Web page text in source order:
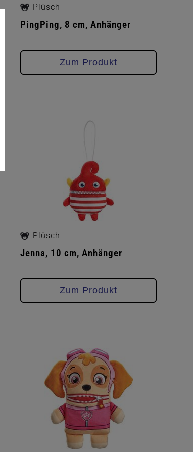
Plüsch
PingPing, 8 cm, Anhänger
Zum Produkt
Plüsch
Jenna, 10 cm, Anhänger
Zum Produkt